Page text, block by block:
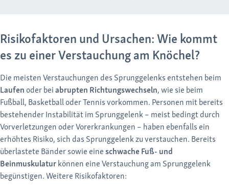
Risikofaktoren und Ursachen: Wie kommt
es zu einer Verstauchung am Knöchel?
Die meisten Verstauchungen des Sprunggelenks entstehen beim
Laufen oder beiabrupten Richtungswechseln, wie sie beim
Fußball, Basketball oder Tennis vorkommen. Personen mit bereits
bestehender Instabilität im Sprunggelenk – meist bedingt durch
Vorverletzungen oder Vorerkrankungen – haben ebenfalls ein
erhöhtes Risiko, sich das Sprunggelenk zu verstauchen. Bereits
überlastete Bänder sowie eine schwache Fuß- und
Beinmuskulaturkönnen eine Verstauchung am Sprunggelenk
begünstigen. Weitere Risikofaktoren: